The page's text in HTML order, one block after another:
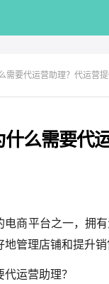
需要代运营助理？代运营提
么需要代
电商平台之一，拥
管理店铺和提升销
运营助理？